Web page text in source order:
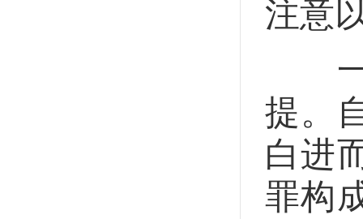
注意
一
提。
白进
罪构